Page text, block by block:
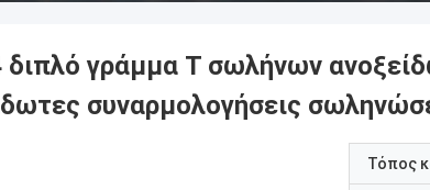
διπλό γράμμα Τ σωλήνων
συναρμολογήσεις
Τόπος